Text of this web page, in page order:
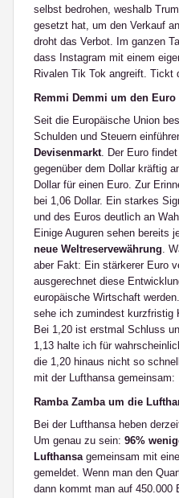
selbst bedrohen, weshalb
gesetzt hat, um den Verkauf
droht das Verbot. Im ganzen
dass Instagram mit einem
Rivalen Tik Tok angreift. Tickt
Remmi Demmi um den Euro
Seit die Europäische Union
Schulden und Steuern
Devisenmarkt. Der Euro
gegenüber dem Dollar kräftig
Dollar für einen Euro. Zur
bei 1,06 Dollar. Ein starkes
und des Euros deutlich an
Einige Auguren sehen bereits
neue Weltreservewährung.
aber Fakt: Ein stärkerer Euro
ausgerechnet diese
europäische Wirtschaft
sehe ich zumindest kurzfristig
Bei 1,20 ist erstmal Schluss
1,13 halte ich für
die 1,20 hinaus nicht so
mit der Lufthansa gemeinsam:
Ramba Zamba um die
Bei der Lufthansa heben
Um genau zu sein: 96%
Lufthansagemeinsam mit
gemeldet. Wenn man den
dann kommt man auf 450.000